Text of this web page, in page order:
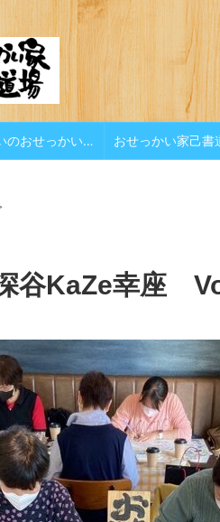
住まいのおせっかい家
谷KaZe幸座